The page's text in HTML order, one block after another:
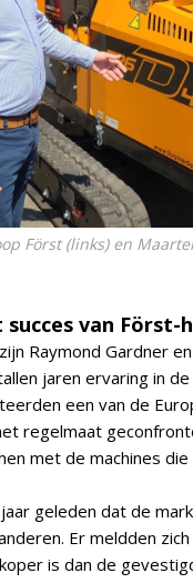
Först (links) en
van Först-
Raymond Gardner en
jaren ervaring in
een van de
regelmaat
met de machines
geleden dat de
Er meldden
is dan de